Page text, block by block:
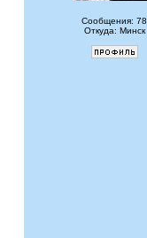
Сообщения: 78
Откуда: Минск